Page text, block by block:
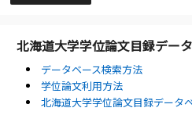
北海道大学学位論文目録デー
データベース検索方法
学位論文利用方法
北海道大学学位論文目録データ